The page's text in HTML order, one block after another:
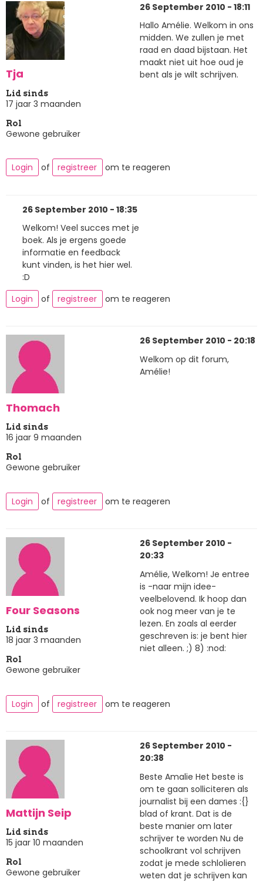
Tja
Lid sinds
17 jaar 3 maanden
Rol
Gewone gebruiker
26 September 2010 - 18:11
Hallo Amélie. Welkom in ons
midden. We zullen je met
raad en daad bijstaan. Het
maakt niet uit hoe oud je
bent als je wilt schrijven.
Login of registreer om te reageren
26 September 2010 - 18:35
Welkom! Veel succes met je
boek. Als je ergens goede
informatie en feedback
kunt vinden, is het hier wel.
:D
Login
of registreer om te reageren
Thomach
Lid sinds
16 jaar 9 maanden
Rol
Gewone gebruiker
26 September 2010 - 20:18
Welkom op dit forum,
Amélie!
Login of registreer om te reageren
Four Seasons
Lid sinds
18 jaar 3 maanden
Rol
Gewone gebruiker
26 September 2010 -
20:33
Amélie, Welkom! Je entree
is -naar mijn idee-
veelbelovend. Ik hoop dan
ook nog meer van je te
lezen. En zoals al eerder
geschreven is: je bent hier
niet alleen. ;) 8) :nod:
Login of registreer om te reageren
Mattijn Seip
Lid sinds
15 jaar 10 maanden
Rol
Gewone gebruiker
26 September 2010 -
20:38
Beste Amalie Het beste is
om te gaan solliciteren als
journalist bij een dames :{}
blad of krant. Dat is de
beste manier om later
schrijver te worden Nu de
schoolkrant vol schrijven
zodat je mede schlolieren
weten dat je schrijven kan